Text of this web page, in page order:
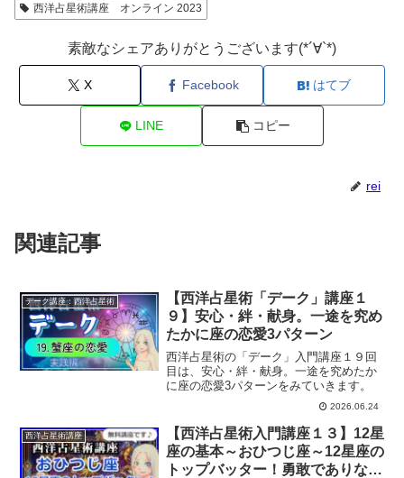
西洋占星術講座 オンライン 2023
素敵なシェアありがとうございます(*´∀`*)
X Facebook はてブ
LINE コピー
rei
関連記事
デーク講座：西洋占星術
【西洋占星術「デーク」講座１
９】安心・絆・献身。一途を究め
たかに座の恋愛3パターン
西洋占星術の「デーク」入門講座１９回
目は、安心・絆・献身。一途を究めたか
に座の恋愛3パターンをみていきます。
2026.06.24
西洋占星術講座
【西洋占星術入門講座１３】12星
座の基本～おひつじ座～12星座の
トップバッター！勇敢でありなが